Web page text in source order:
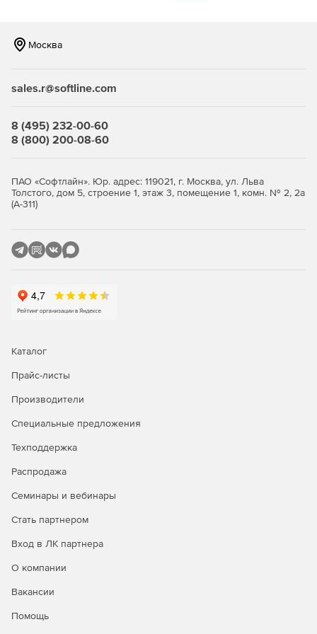
Легко искать по данным журнала
облаке Microsoft Azure
безопасности сети, виртуальные сети, зоны DNS,
виртуальные машины, базы данных и учетные записи
хранения.
Platform
VPC, сетевых службах, гибридных подключениях,
облачных функциях и App Engine.
подробную информацию о событиях, происходящих в
реляционных баз данных (RDS), лямбда-выражениях,
службе маркеров безопасности (STS), эластичном
VPC), Elastic Load Balancer (ELB) и Simple Storage Service
Проактивный мониторинг своей среды Salesforce
Мгновенные оповещения помогают отслеживать
время как предопределенные отчеты помогают быстро
расследовать действия пользователей, отслеживая, кто,
Москва
sales.r@softline.com
8 (495) 232-00-60
8 (800) 200-08-60
ПАО «Софтлайн». Юр. адрес: 119021, г. Москва, ул. Льва
Толстого, дом 5, строение 1, этаж 3, помещение 1, комн. № 2, 2а
(А-311)
Каталог
Прайс-листы
Производители
Специальные предложения
Техподдержка
Распродажа
Семинары и вебинары
Стать партнером
Вход в ЛК партнера
О компании
Вакансии
Помощь